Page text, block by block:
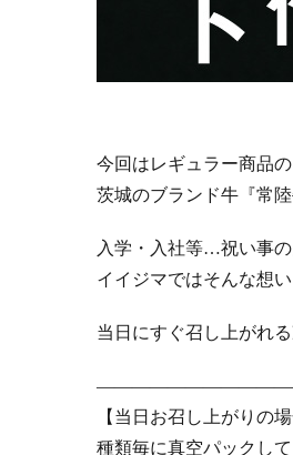
今回はレギュラー商品
茨城のブランド牛『常
入学・入社等…祝い事
イイジマではそんな想
当日にすぐ召し上がれ
【当日お召し上がりの場
種類毎に真空パックし